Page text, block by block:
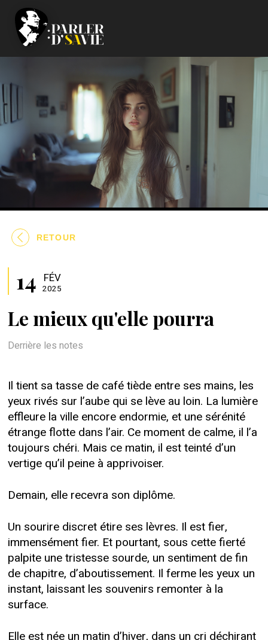
RETOUR
Le mieux qu'elle pourra
14 FÉV
2025
Derrière les notes
Il tient sa tasse de café tiède entre ses mains, les
yeux rivés sur l’aube qui se lève au loin. La lumière
effleure la ville encore endormie, et une sérénité
étrange flotte dans l’air. Ce moment de calme, il l’a
toujours chéri. Mais ce matin, il est teinté d’un
vertige qu’il peine à apprivoiser.
Demain, elle recevra son diplôme.
Un sourire discret étire ses lèvres. Il est fier,
immensément fier. Et pourtant, sous cette fierté
palpite une tristesse sourde, un sentiment de fin
de chapitre, d’aboutissement. Il ferme les yeux un
instant, laissant les souvenirs remonter à la
surface.
Elle est née un matin d’hiver, dans un cri déchirant